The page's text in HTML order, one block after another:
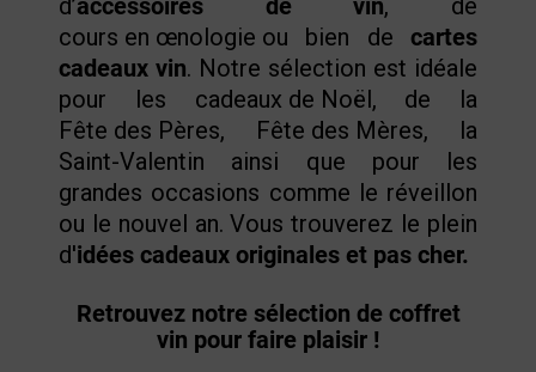
d’accessoires de vin, de
cours en œnologie ou bien de cartes
cadeaux vin. Notre sélection est idéale
pour les cadeaux de Noël, de la
Fête des Pères, Fête des Mères, la
Saint-Valentin ainsi que pour les
grandes occasions comme le réveillon
ou le nouvel an. Vous trouverez le plein
d'idées cadeaux originales et pas cher.
Retrouvez notre sélection de coffret
vin pour faire plaisir !